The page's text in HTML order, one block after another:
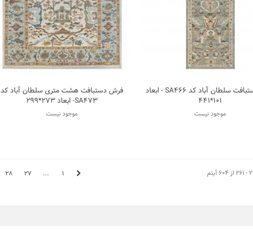
اضافه به مقایسه کناره دستبافت سلطان آباد کد SA466 - ابعاد
101*441
موجود نیست
اضافه به مقایسه
فرش دستبافت هشت متری سلطان آباد کد
SA473- ابعاد 273*299
موجود نیست
1
...
27
28